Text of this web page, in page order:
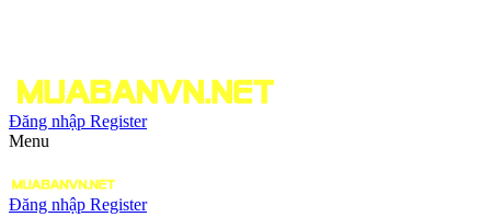
Đăng nhập Register
Menu
Đăng nhập Register